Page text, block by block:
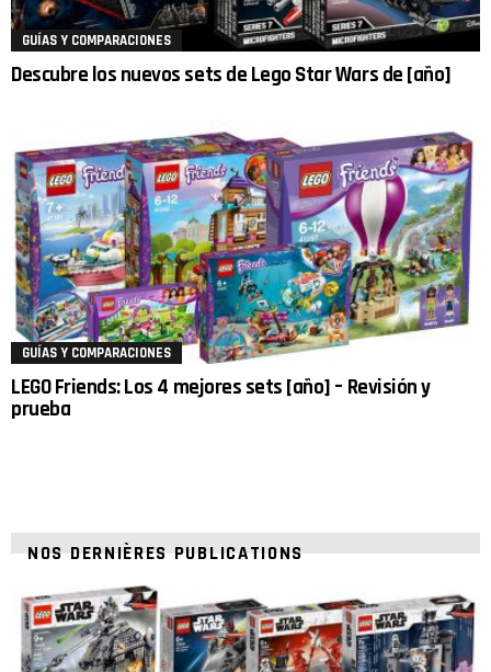
GUÍAS Y COMPARACIONES
Descubre los nuevos sets de Lego Star Wars de [año]
GUÍAS Y COMPARACIONES
LEGO Friends: Los 4 mejores sets [año] – Revisión y
prueba
NOS DERNIÈRES PUBLICATIONS